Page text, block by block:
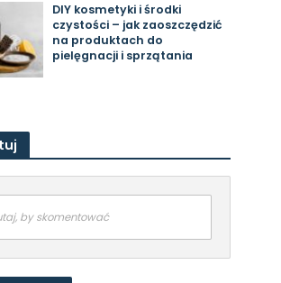
DIY kosmetyki i środki
czystości – jak zaoszczędzić
na produktach do
pielęgnacji i sprzątania
by skomentować